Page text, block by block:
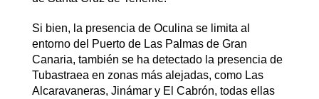
Si bien, la presencia de Oculina se limita al
entorno del Puerto de Las Palmas de Gran
Canaria, también se ha detectado la presencia de
Tubastraea en zonas más alejadas, como Las
Alcaravaneras, Jinámar y El Cabrón, todas ellas